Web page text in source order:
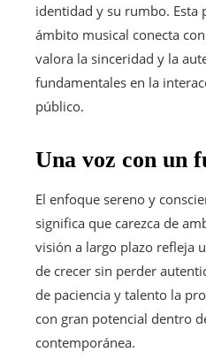
identidad y su rumbo. Esta
ámbito musical conecta
valora la sinceridad y la
fundamentales en la
público.
Una voz con un
El enfoque sereno y
significa que carezca de
visión a largo plazo refleja
de crecer sin perder
de paciencia y talento la
con gran potencial dentro
contemporánea.